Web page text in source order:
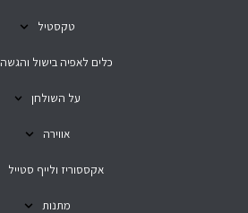
טקסטיל
כלים לאפיה בישול והגשה
על השולחן
אווירה
אקססוריז ולייף סטייל
מתנות